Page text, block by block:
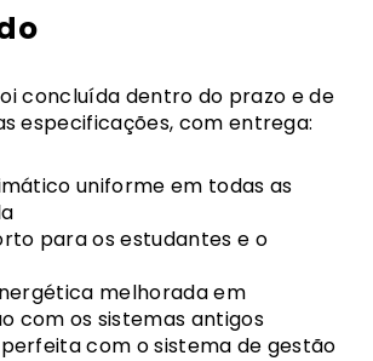
concluída dentro do prazo e de
especificações, com entrega:
uniforme em todas as
para os estudantes e o
melhorada em
com os sistemas antigos
com o sistema de gestão